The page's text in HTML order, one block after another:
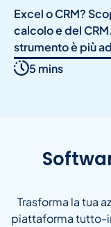
Excel o CRM?
calcolo e del
strumento è più
5 mins
Trasforma la tua
piattaforma tutto-